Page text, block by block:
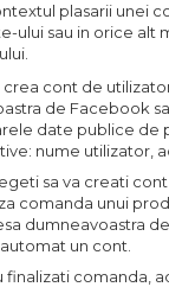
plasarii unei
ului sau in orice alt
crea cont de
de Facebook
date publice de
nume utilizator,
sa va creati
comanda unui
dumneavoastra
un cont.
finalizati comanda,